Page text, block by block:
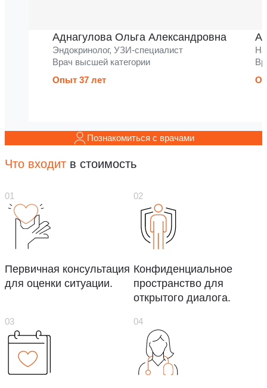
Аднагулова Ольга Александровна
Эндокринолог, УЗИ-специалист
Врач высшей категории
Опыт 37 лет
Познакомиться с врачами
Что входит в стоимость
Первичная консультация
для оценки ситуации.
Конфиденциальное
пространство для
открытого диалога.